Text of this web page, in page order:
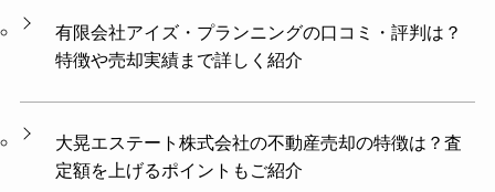
有限会社アイズ・プランニングの口コミ・評判は？
特徴や売却実績まで詳しく紹介
大晃エステート株式会社の不動産売却の特徴は？査
定額を上げるポイントもご紹介